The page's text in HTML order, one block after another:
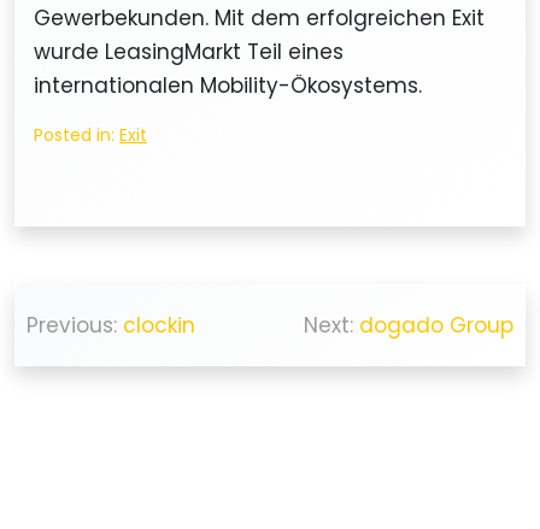
Gewerbekunden. Mit dem erfolgreichen Exit
wurde LeasingMarkt Teil eines
internationalen Mobility-Ökosystems.
Posted in: Exit
Beitragsnavigation
Previous: clockin Next: dogado Group